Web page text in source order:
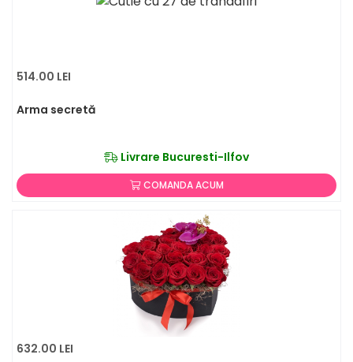
514.00 LEI
Arma secretă
Livrare Bucuresti-Ilfov
COMANDA ACUM
632.00 LEI